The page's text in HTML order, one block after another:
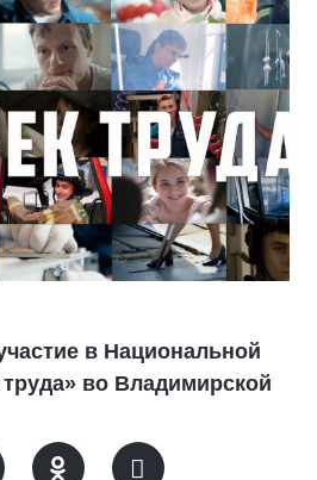
в Национальной
во Владимирской